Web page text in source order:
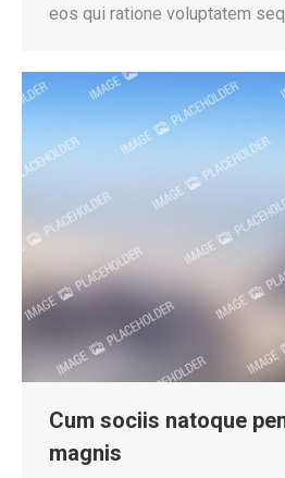
eos qui ratione voluptatem
Cum sociis natoque
magnis